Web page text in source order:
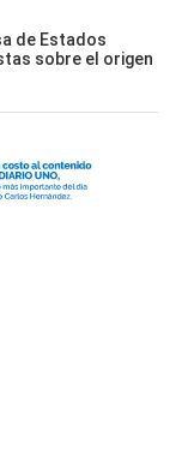
de Estados
sobre el origen